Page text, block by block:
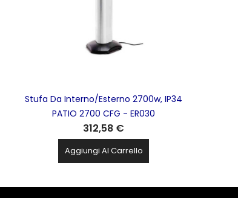
Stufa Da Interno/Esterno 2700w, IP34
PATIO 2700 CFG - ER030
312,58 €
Aggiungi Al Carrello